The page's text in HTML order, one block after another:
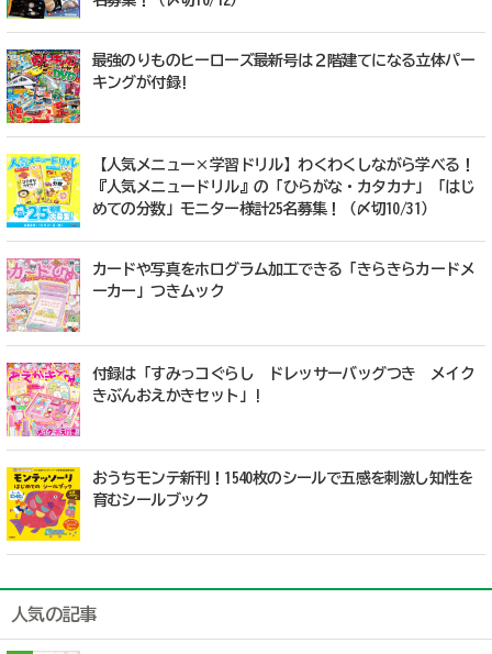
最強のりものヒーローズ最新号は２階建てになる立体パー
キングが付録!
【人気メニュー×学習ドリル】わくわくしながら学べる！
『人気メニュードリル』の「ひらがな・カタカナ」「はじ
めての分数」モニター様計25名募集！（〆切10/31）
カードや写真をホログラム加工できる「きらきらカードメ
ーカー」つきムック
付録は「すみっコぐらし ドレッサーバッグつき メイク
きぶんおえかきセット」!
おうちモンテ新刊！1540枚のシールで五感を刺激し知性を
育むシールブック
人気の記事